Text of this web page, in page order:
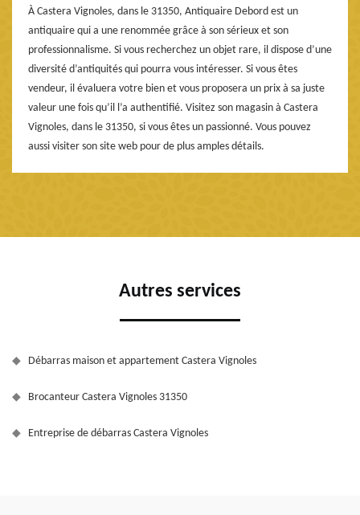
À Castera Vignoles, dans le 31350, Antiquaire Debord est un
antiquaire qui a une renommée grâce à son sérieux et son
professionnalisme. Si vous recherchez un objet rare, il dispose d’une
diversité d’antiquités qui pourra vous intéresser. Si vous êtes
vendeur, il évaluera votre bien et vous proposera un prix à sa juste
valeur une fois qu’il l’a authentifié. Visitez son magasin à Castera
Vignoles, dans le 31350, si vous êtes un passionné. Vous pouvez
aussi visiter son site web pour de plus amples détails.
Autres services
Débarras maison et appartement Castera Vignoles
Brocanteur Castera Vignoles 31350
Entreprise de débarras Castera Vignoles